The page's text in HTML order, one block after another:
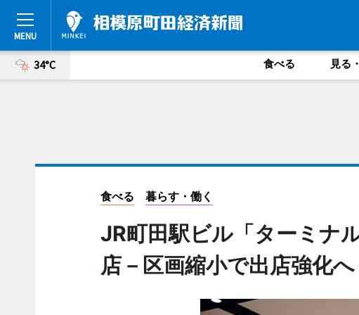
34°C 食べる 見る
食べる 暮らす・働く
JR町田駅ビル「ターミナ
店－区画縮小で出店強化へ